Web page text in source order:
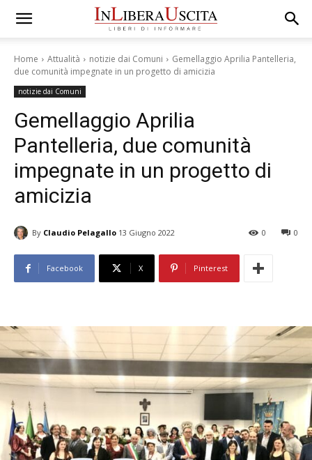
Home Attualità notizie dai Comuni
Gemellaggio Aprilia Pantelleria,
due comunità impegnate in un progetto di amicizia
notizie dai Comuni
Gemellaggio Aprilia
Pantelleria, due comunità
impegnate in un progetto di
amicizia
By Claudio Pelagallo 13 Giugno 2022 0
0
Facebook X Pinterest